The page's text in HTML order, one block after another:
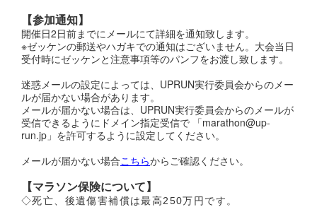
【参加通知】
開催日2日前までにメールにて詳細を通知致します。
※ゼッケンの郵送やハガキでの通知はございません。大会当日
受付時にゼッケンと注意事項等のパンフをお渡し致します。
迷惑メールの設定によっては、UPRUN実行委員会からのメー
ルが届かない場合があります。
メールが届かない場合は、UPRUN実行委員会からのメールが
受信できるようにドメイン指定受信で 「marathon@up-
run.jp」を許可するように設定してください。
メールが届かない場合こちらからご確認ください。
【マラソン保険について】
◇死亡、後遺傷害補償は最高250万円です。